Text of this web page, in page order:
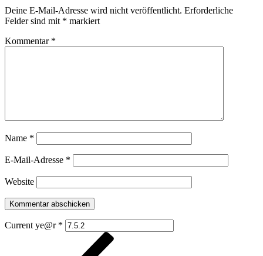
Deine E-Mail-Adresse wird nicht veröffentlicht. Erforderliche
Felder sind mit * markiert
Kommentar *
Name *
E-Mail-Adresse *
Website
Current ye@r *
Beitragsnavigation